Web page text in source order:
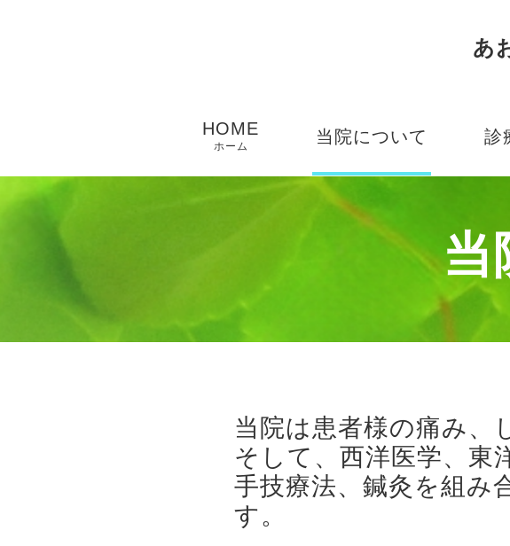
あ
HOME
ホーム
当院について
当院について
スタッフ紹介
来院から施術までの
診療料金
施設案内
診
当
当院は患者様の痛み、
そして、西洋医学、東
手技療法、鍼灸を組み
す。